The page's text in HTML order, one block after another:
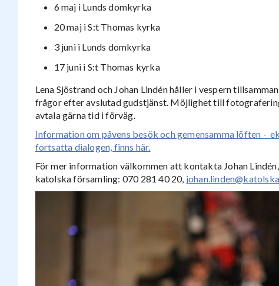
6 maj i Lunds domkyrka
20 maj i S:t Thomas kyrka
3 juni i Lunds domkyrka
17 juni i S:t Thomas kyrka
Lena Sjöstrand och Johan Lindén håller i vespern
frågor efter avslutad gudstjänst. Möjlighet till
avtala gärna tid i förväg.
Information om påvens besök och gemensamma löften -
fortsatta dialogen, finns här.
För mer information välkommen att kontakta Johan
katolska församling: 070 281 40 20,